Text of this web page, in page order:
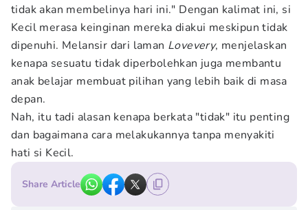
tidak akan membelinya hari ini." Dengan kalimat ini, si
Kecil merasa keinginan mereka diakui meskipun tidak
dipenuhi. Melansir dari laman Lovevery, menjelaskan
kenapa sesuatu tidak diperbolehkan juga membantu
anak belajar membuat pilihan yang lebih baik di masa
depan.
Nah, itu tadi alasan kenapa berkata "tidak" itu penting
dan bagaimana cara melakukannya tanpa menyakiti
hati si Kecil.
Share Article